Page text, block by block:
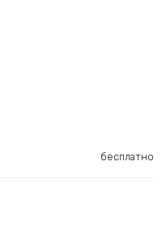
бесплатно